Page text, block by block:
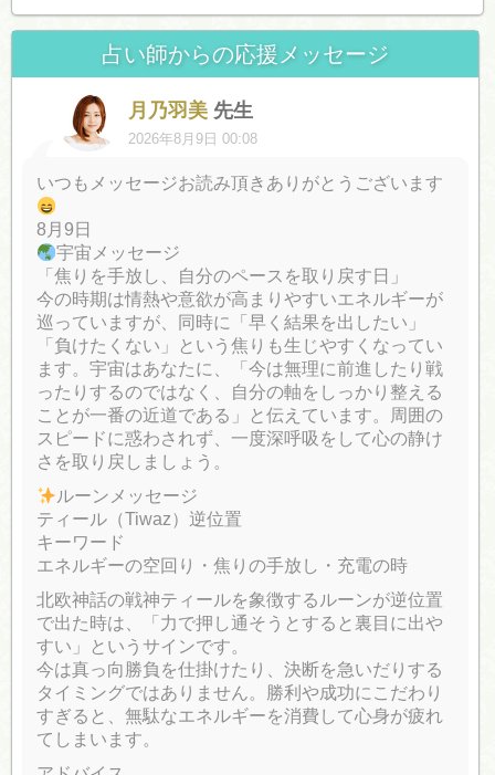
占い師からの応援メッセージ
月乃羽美 先生
2026年8月9日 00:08
いつもメッセージお読み頂きありがとうございます
8月9日
宇宙メッセージ
「焦りを手放し、自分のペースを取り戻す日」
今の時期は情熱や意欲が高まりやすいエネルギーが
巡っていますが、同時に「早く結果を出したい」
「負けたくない」という焦りも生じやすくなってい
ます。宇宙はあなたに、「今は無理に前進したり戦
ったりするのではなく、自分の軸をしっかり整える
ことが一番の近道である」と伝えています。周囲の
スピードに惑わされず、一度深呼吸をして心の静け
さを取り戻しましょう。
ルーンメッセージ
ティール（Tiwaz）逆位置
キーワード
エネルギーの空回り・焦りの手放し・充電の時
北欧神話の戦神ティールを象徴するルーンが逆位置
で出た時は、「力で押し通そうとすると裏目に出や
すい」というサインです。
今は真っ向勝負を仕掛けたり、決断を急いだりする
タイミングではありません。勝利や成功にこだわり
すぎると、無駄なエネルギーを消費して心身が疲れ
てしまいます。